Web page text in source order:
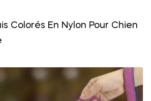
Colorés En Nylon Pour Chien